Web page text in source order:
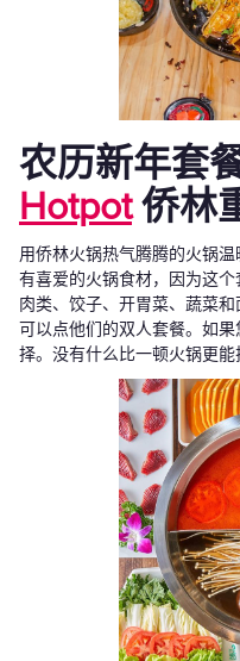
农历新年套
Hotpot侨林
用侨林火锅热气腾腾的火锅
有喜爱的火锅食材，因为这个
肉类、饺子、开胃菜、蔬菜和
可以点他们的双人套餐。如
择。没有什么比一顿火锅更能